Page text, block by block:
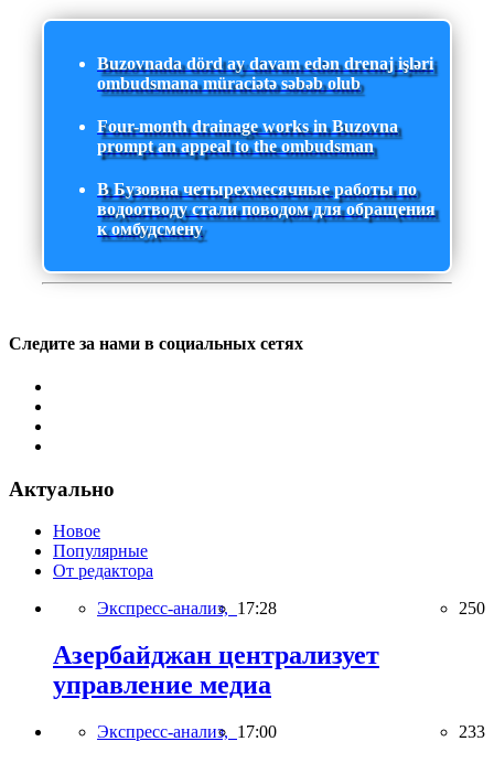
Buzovnada dörd ay davam edən drenaj işləri
ombudsmana müraciətə səbəb olub
Four-month drainage works in Buzovna
prompt an appeal to the ombudsman
В Бузовна четырехмесячные работы по
водоотводу стали поводом для обращения
к омбудсмену
Следите за нами в социальных сетях
Актуально
Новое
Популярные
От редактора
Экспресс-анализ, 17:28 250
Азербайджан централизует
управление медиа
Экспресс-анализ, 17:00 233